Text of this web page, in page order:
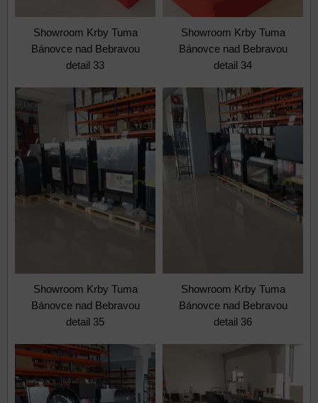
Showroom Krby Tuma
Bánovce nad Bebravou
detail 33
Showroom Krby Tuma
Bánovce nad Bebravou
detail 34
Showroom Krby Tuma
Bánovce nad Bebravou
detail 35
Showroom Krby Tuma
Bánovce nad Bebravou
detail 36